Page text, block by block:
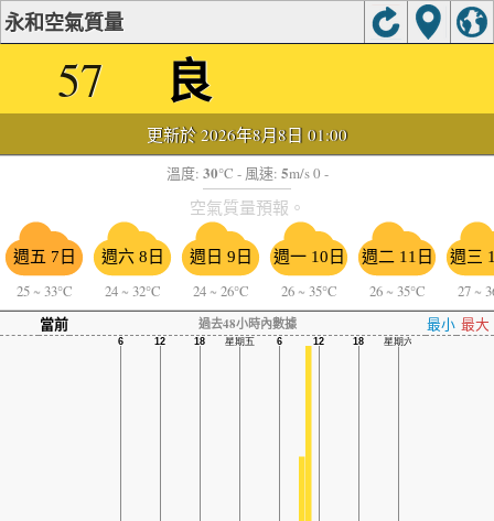
永和空氣質量
57 良
更新於 2026年8月8日 01:00
溫度: 30°C - 風速: 5m/s 0 -
空氣質量預報。
週五 7日
25 ~ 33°C
週六 8日
24 ~ 32°C
週日 9日
24 ~ 26°C
週一 10日
26 ~ 35°C
週二 11日
26 ~ 35°C
週三
27 ~
當前
過去48小時內數據 最小 最大